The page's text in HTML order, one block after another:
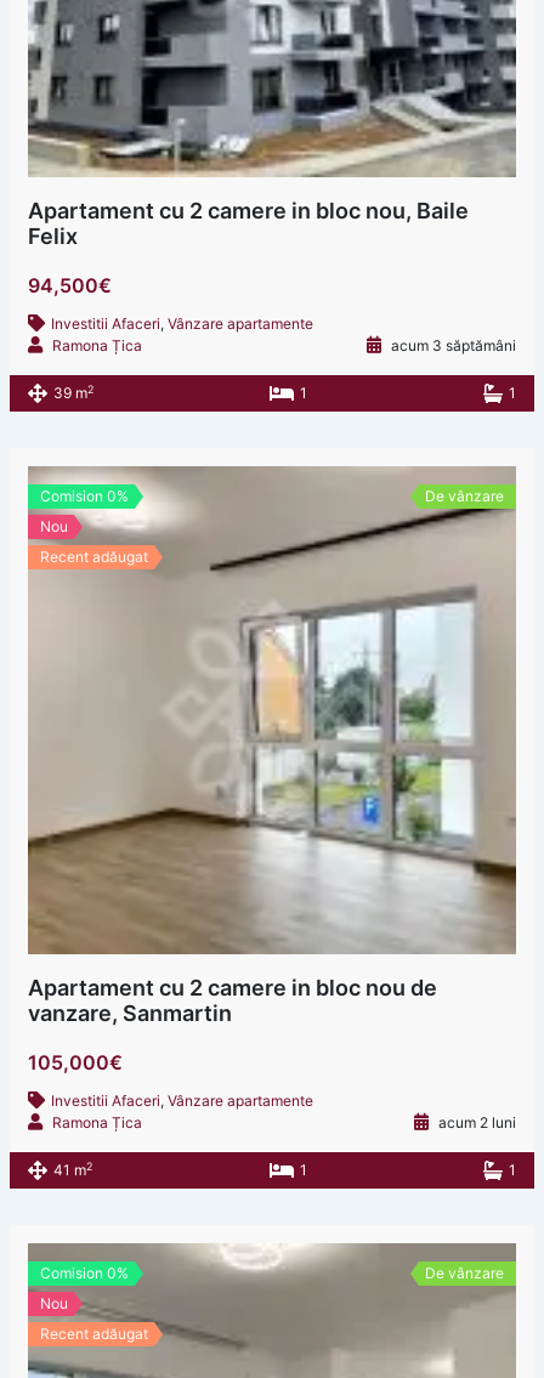
Apartament cu 2 camere in bloc nou, Baile
Felix
94,500€
Investitii Afaceri, Vânzare apartamente
Ramona Țica
acum 3 săptămâni
39 m2 1 1
Comision 0%
Nou
Recent adăugat
De vânzare
Apartament cu 2 camere in bloc nou de
vanzare, Sanmartin
105,000€
Investitii Afaceri, Vânzare apartamente
Ramona Țica
acum 2 luni
41 m2 1 1
Comision 0%
Nou
Recent adăugat
De vânzare